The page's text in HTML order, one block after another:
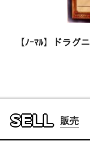
【ﾉｰﾏﾙ】ドラグ
SELL 販売